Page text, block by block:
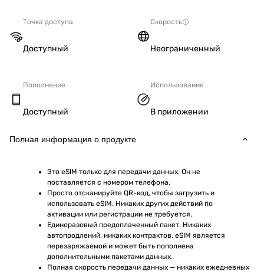
Точка доступа
Доступный
Скорость
Неограниченный
Пополнение
Доступный
Использование
В приложении
Полная информация о продукте
Это eSIM только для передачи данных. Он не
поставляется с номером телефона.
Просто отсканируйте QR-код, чтобы загрузить и
использовать eSIM. Никаких других действий по
активации или регистрации не требуется.
Единоразовый предоплаченный пакет. Никаких
автопродлений, никаких контрактов. eSIM является
перезаряжаемой и может быть пополнена
дополнительными пакетами данных.
Полная скорость передачи данных — никаких ежедневных